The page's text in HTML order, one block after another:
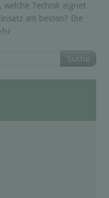
welche Technik eignet
am besten? Die
Suche